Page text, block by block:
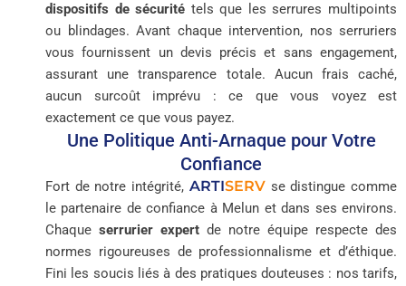
dispositifs de sécurité tels que les serrures multipoints
ou blindages. Avant chaque intervention, nos serruriers
vous fournissent un devis précis et sans engagement,
assurant une transparence totale. Aucun frais caché,
aucun surcoût imprévu : ce que vous voyez est
exactement ce que vous payez.
Une Politique Anti-Arnaque pour Votre
Confiance
Fort de notre intégrité, ARTISERVse distingue comme
le partenaire de confiance à Melun et dans ses environs.
Chaque serrurier expert de notre équipe respecte des
normes rigoureuses de professionnalisme et d’éthique.
Fini les soucis liés à des pratiques douteuses : nos tarifs,